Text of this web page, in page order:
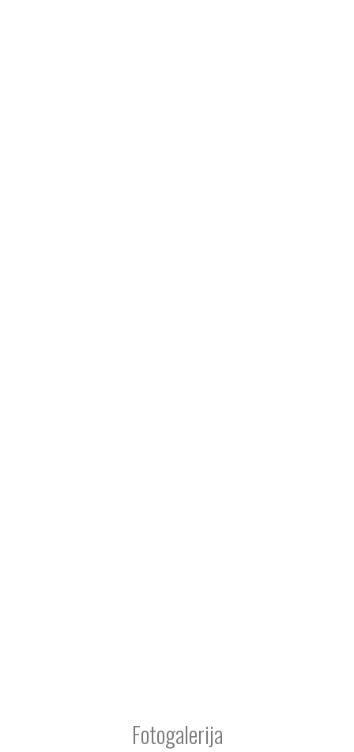
Fotogalerija